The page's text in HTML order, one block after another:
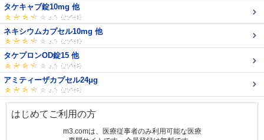
タケキャブ錠10mg 他
ネキシウムカプセル10mg 他
タケプロンOD錠15 他
アミティーザカプセル24μg
はじめてご利用の方
m3.comは、医療従事者のみ利用可能な医療